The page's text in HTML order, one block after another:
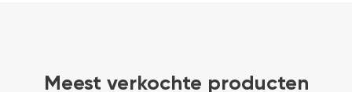
Meest verkochte producten